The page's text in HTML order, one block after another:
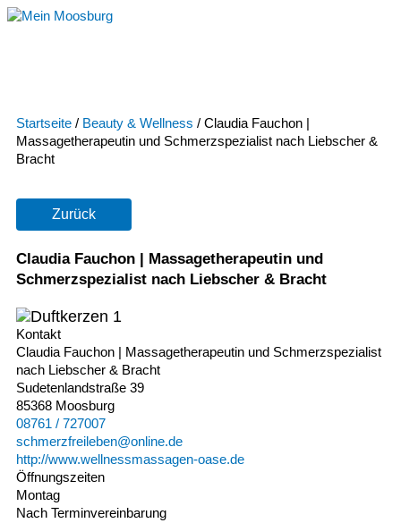
Zum
Inhalt
Startseite / Beauty & Wellness / Claudia Fauchon |
Massagetherapeutin und Schmerzspezialist nach Liebscher &
Bracht
Claudia Fauchon | Massagetherapeutin und
Schmerzspezialist nach Liebscher & Bracht
Zurück
Kontakt
Claudia Fauchon | Massagetherapeutin und Schmerzspezialist
nach Liebscher & Bracht
Sudetenlandstraße 39
85368 Moosburg
08761 / 727007
schmerzfreileben@online.de
http://www.wellnessmassagen-oase.de
Öffnungszeiten
Montag
Nach Terminvereinbarung